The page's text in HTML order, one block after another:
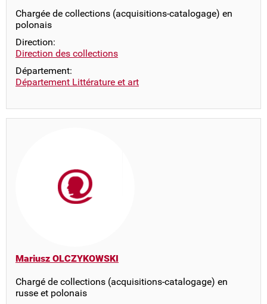
Chargée de collections (acquisitions-catalogage) en
polonais
Direction:
Direction des collections
Département:
Département Littérature et art
Mariusz OLCZYKOWSKI
Chargé de collections (acquisitions-catalogage) en
russe et polonais